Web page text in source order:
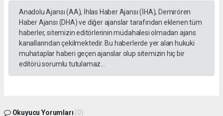
Anadolu Ajansı (AA), İhlas Haber Ajansı (İHA), Demirören
Haber Ajansı (DHA) ve diğer ajanslar tarafından eklenen tüm
haberler, sitemizin editörlerinin müdahalesi olmadan ajans
kanallarından çekilmektedir. Bu haberlerde yer alan hukuki
muhataplar haberi geçen ajanslar olup sitemizin hiç bir
editörü sorumlu tutulamaz...
Okuyucu Yorumları (0)